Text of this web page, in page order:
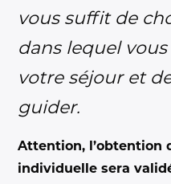
vous suffit de
dans lequel
votre séjour et
guider.
Attention, l’obtention
individuelle sera